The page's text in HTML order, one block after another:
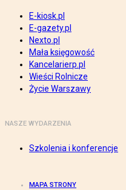
E-kiosk.pl
E-gazety.pl
Nexto.pl
Mała księgowość
Kancelarierp.pl
Wieści Rolnicze
Życie Warszawy
NASZE WYDARZENIA
Szkolenia i konferencje
MAPA STRONY